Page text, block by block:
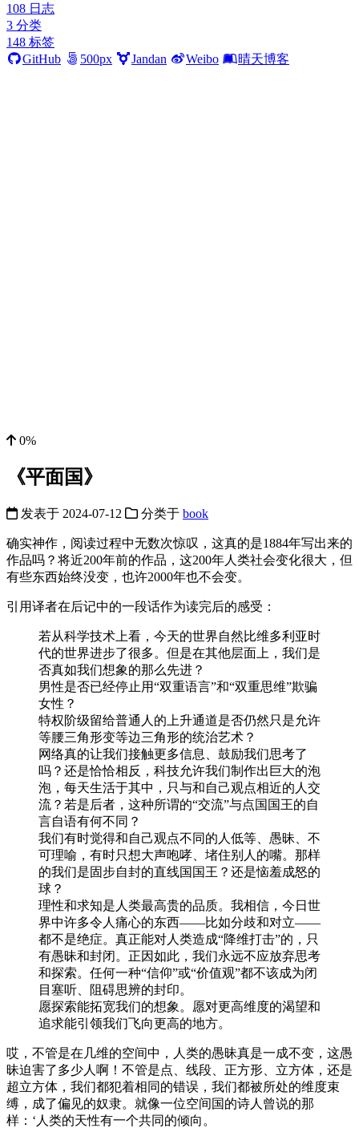
108 日志
3 分类
148 标签
GitHub
500px Jandan Weibo 晴天博客
0%
《平面国》
发表于 2024-07-12 分类于 book
确实神作，阅读过程中无数次惊叹，这真的是1884年写出来的
作品吗？将近200年前的作品，这200年人类社会变化很大，但
有些东西始终没变，也许2000年也不会变。
引用译者在后记中的一段话作为读完后的感受：
若从科学技术上看，今天的世界自然比维多利亚时
代的世界进步了很多。但是在其他层面上，我们是
否真如我们想象的那么先进？
男性是否已经停止用“双重语言”和“双重思维”欺骗
女性？
特权阶级留给普通人的上升通道是否仍然只是允许
等腰三角形变等边三角形的统治艺术？
网络真的让我们接触更多信息、鼓励我们思考了
吗？还是恰恰相反，科技允许我们制作出巨大的泡
泡，每天生活于其中，只与和自己观点相近的人交
流？若是后者，这种所谓的“交流”与点国国王的自
言自语有何不同？
我们有时觉得和自己观点不同的人低等、愚昧、不
可理喻，有时只想大声咆哮、堵住别人的嘴。那样
的我们是固步自封的直线国国王？还是恼羞成怒的
球？
理性和求知是人类最高贵的品质。我相信，今日世
界中许多令人痛心的东西——比如分歧和对立——
都不是绝症。真正能对人类造成“降维打击”的，只
有愚昧和封闭。正因如此，我们永远不应放弃思考
和探索。任何一种“信仰”或“价值观”都不该成为闭
目塞听、阻碍思辨的封印。
愿探索能拓宽我们的想象。愿对更高维度的渴望和
追求能引领我们飞向更高的地方。
哎，不管是在几维的空间中，人类的愚昧真是一成不变，这愚
昧迫害了多少人啊！不管是点、线段、正方形、立方体，还是
超立方体，我们都犯着相同的错误，我们都被所处的维度束
缚，成了偏见的奴隶。就像一位空间国的诗人曾说的那
样：‘人类的天性有一个共同的倾向。